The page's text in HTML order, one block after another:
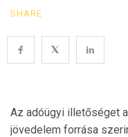
SHARE
Az adóügyi illetőséget
jövedelem forrása